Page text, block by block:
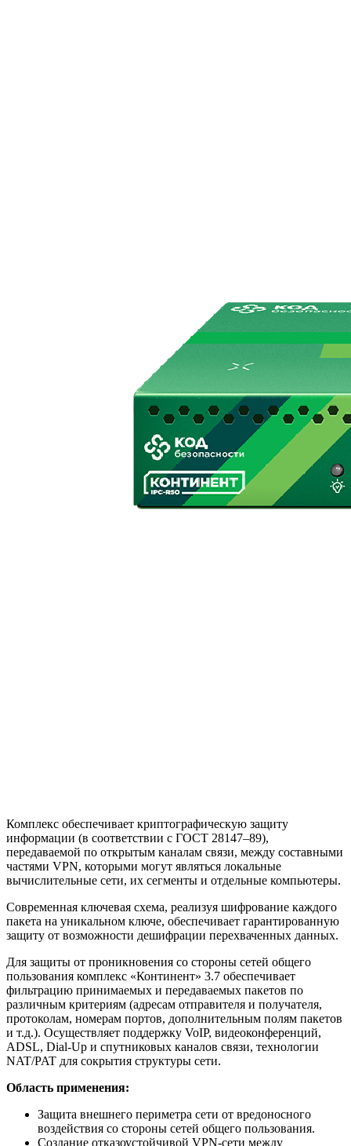
Комплекс обеспечивает криптографическую защиту
информации (в соответствии с ГОСТ 28147–89),
передаваемой по открытым каналам связи, между составными
частями VPN, которыми могут являться локальные
вычислительные сети, их сегменты и отдельные компьютеры.
Современная ключевая схема, реализуя шифрование каждого
пакета на уникальном ключе, обеспечивает гарантированную
защиту от возможности дешифрации перехваченных данных.
Для защиты от проникновения со стороны сетей общего
пользования комплекс «Континент» 3.7 обеспечивает
фильтрацию принимаемых и передаваемых пакетов по
различным критериям (адресам отправителя и получателя,
протоколам, номерам портов, дополнительным полям пакетов
и т.д.). Осуществляет поддержку VoIP, видеоконференций,
ADSL, Dial-Up и спутниковых каналов связи, технологии
NAT/PAT для сокрытия структуры сети.
Область применения:
Защита внешнего периметра сети от вредоносного
воздействия со стороны сетей общего пользования.
Создание отказоустойчивой VPN-сети между